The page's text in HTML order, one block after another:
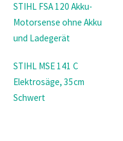
war:
€1.249,00
ist:
€999,90.
STIHL FSA 120 Akku-
Motorsense ohne Akku
und Ladegerät
war:
€499,00
ist:
€419,90.
STIHL MSE 141 C
Elektrosäge, 35cm
Schwert
Ursprünglicher